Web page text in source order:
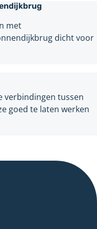
met
dicht voor
verbindingen tussen
goed te laten werken